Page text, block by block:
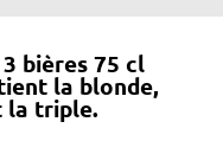
bières 75 cl
la blonde,
la triple.